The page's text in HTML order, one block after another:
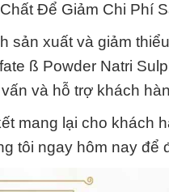
Để Giảm Chi Phí
sản xuất và giảm
ß Powder Natri
và hỗ trợ khách
mang lại cho khách
tôi ngay hôm nay để